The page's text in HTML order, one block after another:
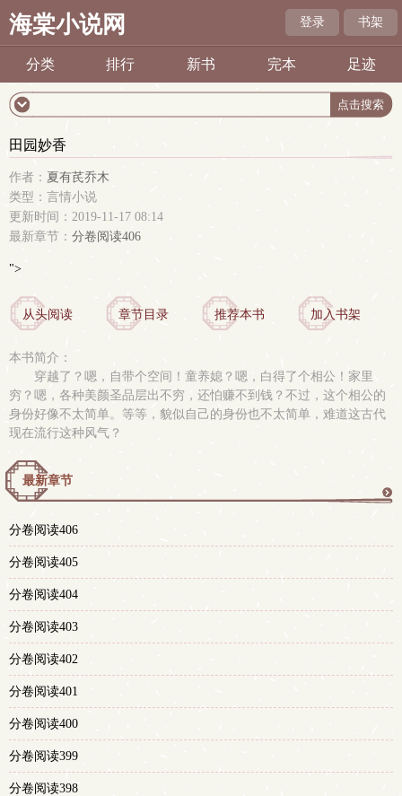
海棠小说网 登录 书架
分类 排行 新书 完本 足迹
田园妙香
作者： 夏有芪乔木
类型：言情小说
更新时间：2019-11-17 08:14
最新章节： 分卷阅读406
">
从头阅读 章节目录 推荐本书 加入书架
本书简介：
穿越了？嗯，自带个空间！童养媳？嗯，白得了个相公！家里
穷？嗯，各种美颜圣品层出不穷，还怕赚不到钱？不过，这个相公的
身份好像不太简单。等等，貌似自己的身份也不太简单，难道这古代
现在流行这种风气？
最新章节
分卷阅读406
分卷阅读405
分卷阅读404
分卷阅读403
分卷阅读402
分卷阅读401
分卷阅读400
分卷阅读399
分卷阅读398